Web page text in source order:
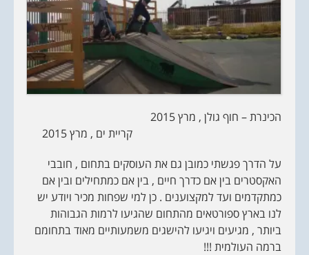
קריית ים , מרץ 2015
על הדרך פגשתי כמובן גם את העוסקים בתחום , חובבי
האקסטרים בין אם כדרך חיים , בין אם כמתחילים ובין אם
כמתקדמים ועד למקצוענים . כן למי שפחות מכיר ויודע יש
לנו בארץ ספורטאים מהתחום שהגיעו לרמות הגבוהות
ביותר , מגיעים ויגיעו להישגים משמעותיים מאוד בתחומם
ברמה העולמית !!!